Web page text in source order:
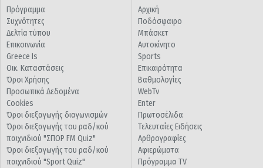
Πρόγραμμα
Συχνότητες
Δελτία τύπου
Επικοινωνία
Greece Is
Οικ. Καταστάσεις
Όροι Χρήσης
Προσωπικά Δεδομένα
Cookies
Όροι διεξαγωγής διαγωνισμών
Όροι διεξαγωγής του ραδ/κού
παιχνιδιού "ΣΠΟΡ FM Quiz"
Όροι διεξαγωγής του ραδ/κού
παιχνιδιού "Sport Quiz"
Αρχική
Ποδόσφαιρο
Μπάσκετ
Αυτοκίνητο
Sports
Επικαιρότητα
Βαθμολογίες
WebTv
Enter
Πρωτοσέλιδα
Τελευταίες Ειδήσεις
Αρθρογραφίες
Αφιερώματα
Πρόγραμμα TV